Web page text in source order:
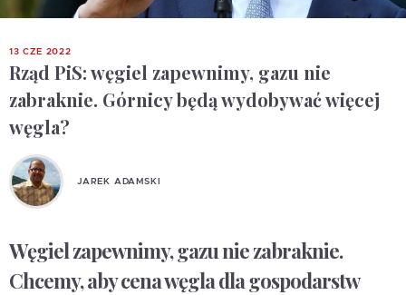
13 CZE 2022
Rząd PiS: węgiel zapewnimy, gazu nie
zabraknie. Górnicy będą wydobywać więcej
węgla?
JAREK ADAMSKI
Węgiel zapewnimy, gazu nie zabraknie.
Chcemy, aby cena węgla dla gospodarstw